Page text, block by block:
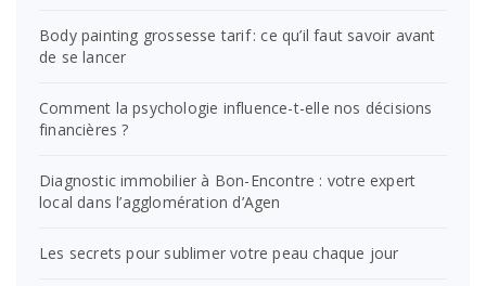
Body painting grossesse tarif : ce qu’il faut savoir avant
de se lancer
Comment la psychologie influence-t-elle nos décisions
financières ?
Diagnostic immobilier à Bon-Encontre : votre expert
local dans l’agglomération d’Agen
Les secrets pour sublimer votre peau chaque jour